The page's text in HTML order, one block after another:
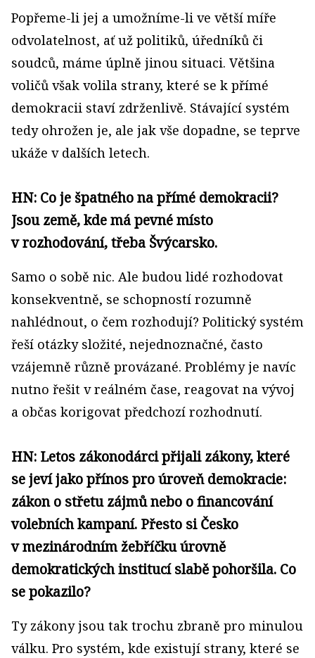
Popřeme-li jej a umožníme-li ve větší míře
odvolatelnost, ať už politiků, úředníků či
soudců, máme úplně jinou situaci. Většina
voličů však volila strany, které se k přímé
demokracii staví zdrženlivě. Stávající systém
tedy ohrožen je, ale jak vše dopadne, se teprve
ukáže v dalších letech.
HN: Co je špatného na přímé demokracii?
Jsou země, kde má pevné místo
v rozhodování, třeba Švýcarsko.
Samo o sobě nic. Ale budou lidé rozhodovat
konsekventně, se schopností rozumně
nahlédnout, o čem rozhodují? Politický systém
řeší otázky složité, nejednoznačné, často
vzájemně různě provázané. Problémy je navíc
nutno řešit v reálném čase, reagovat na vývoj
a občas korigovat předchozí rozhodnutí.
HN: Letos zákonodárci přijali zákony, které
se jeví jako přínos pro úroveň demokracie:
zákon o střetu zájmů nebo o financování
volebních kampaní. Přesto si Česko
v mezinárodním žebříčku úrovně
demokratických institucí slabě pohoršila. Co
se pokazilo?
Ty zákony jsou tak trochu zbraně pro minulou
válku. Pro systém, kde existují strany, které se